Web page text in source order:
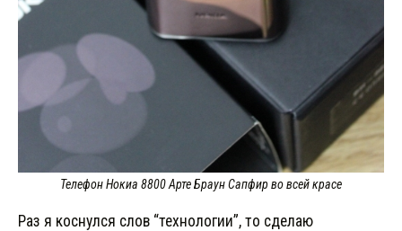
Телефон Нокиа 8800 Арте Браун Сапфир во всей красе
Раз я коснулся слов “технологии”, то сделаю